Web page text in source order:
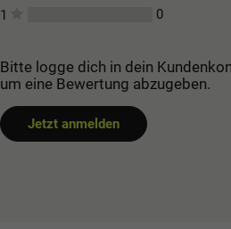
1
0
Bitte logge dich in dein
um eine Bewertung abzugeben.
Jetzt anmelden